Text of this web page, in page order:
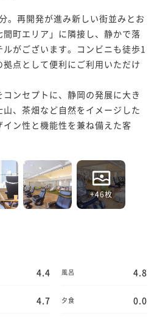
。再開発が進み新しい街並みとお
町エリア」に隣接し、静かで落
がございます。コンビニも徒歩1
点として便利にご利用いただけ
ンセプトに、静岡の発展に大き
、茶畑など自然をイメージした
ン性と機能性を兼ね備えた客
+46枚
4.4 風呂 4.8
4.7 夕食 0.0